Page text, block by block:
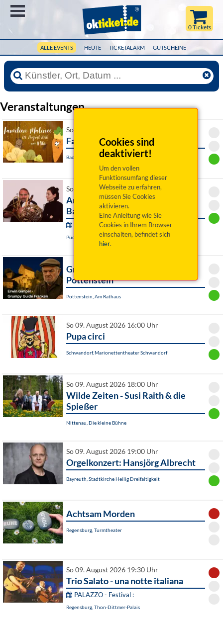
ALLE EVENTS HEUTE TICKETALARM GUTSCHEINE
0 Tickets
Cookies sind
deaktiviert!
Um den vollen
Funktionsumfang dieser
Webseite zu erfahren,
müssen Sie Cookies
aktivieren.
Eine Anleitung wie Sie
Cookies in Ihrem Browser
einschalten, befindet sich
hier.
Veranstaltungen
So 09. August 2026 11:00 Uhr
Familienmatinee
Bad Rodach / OT Heldritt, Waldbühne
So 09. August 2026 16:00 Uhr
Andreas Martin Hofmeir, Tuba &
Barbara Schmelz, Kl
Wurzer Sommerkonzerte:
Püchersreuth / OT Wurz, Historischer Pfarrhof
Grumpy Guide Franken ist in
Pottenstein
Pottenstein, Am Rathaus
So 09. August 2026 16:00 Uhr
Pupa circi
Schwandorf, Marionettentheater Schwandorf
So 09. August 2026 18:00 Uhr
Wilde Zeiten - Susi Raith & die
Spießer
Nittenau, Die kleine Bühne
So 09. August 2026 19:00 Uhr
Orgelkonzert: Hansjörg Albrecht
Bayreuth, Stadtkirche Heilig Dreifaltigkeit
Achtsam Morden
Regensburg, Turmtheater
So 09. August 2026 19:30 Uhr
Trio Salato - una notte italiana
PALAZZO - Festival :
Regensburg, Thon-Dittmer-Palais